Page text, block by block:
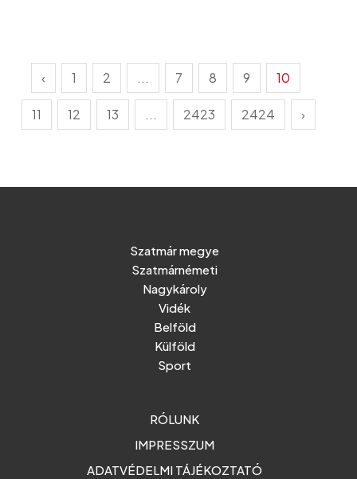
‹ 1 2 ... 7 8 9 10
11 12 13 ... 2423 2424 ›
Szatmár megye
Szatmárnémeti
Nagykároly
Vidék
Belföld
Külföld
Sport
RÓLUNK
IMPRESSZUM
ADATVÉDELMI TÁJÉKOZTATÓ